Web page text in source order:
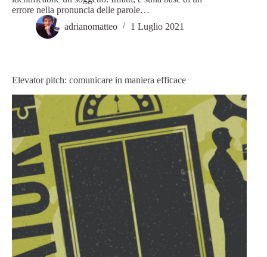
errore nella pronuncia delle parole…
adrianomatteo
1 Luglio 2021
Elevator pitch: comunicare in maniera efficace